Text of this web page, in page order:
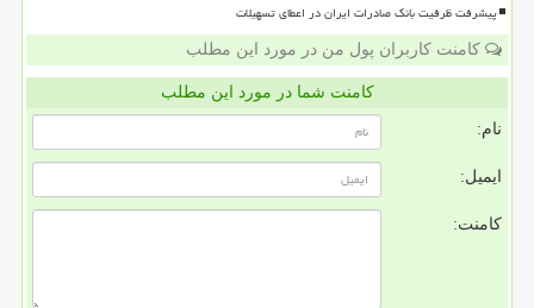
پیشرفت ظرفیت بانک صادرات ایران در اعطای تسهیلات
کامنت کاربران پول من در مورد این مطلب
کامنت شما در مورد این مطلب
نام:
ایمیل:
کامنت: